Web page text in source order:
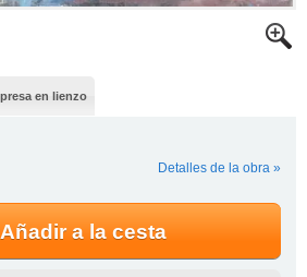
en lienzo
Detalles de la obra »
Añadir a la cesta